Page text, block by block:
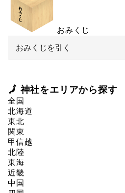
おみくじ
おみくじを引く
🗾 神社をエリアから探す
全国
北海道
東北
関東
甲信越
北陸
東海
近畿
中国